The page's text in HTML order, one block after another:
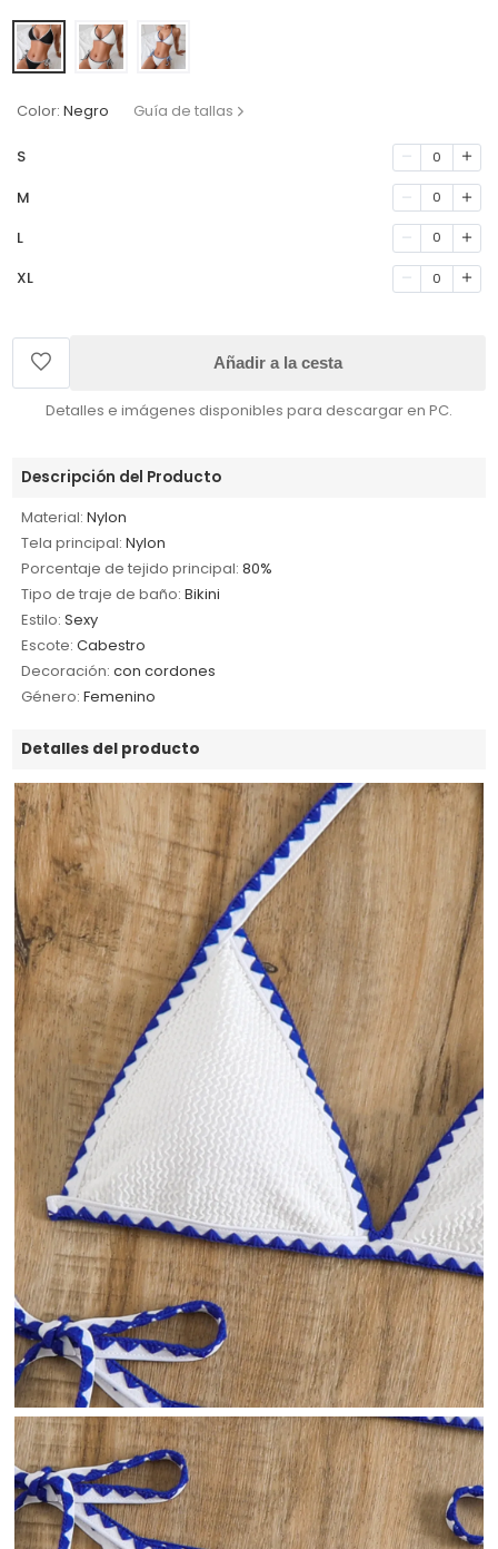
Color: Negro Guía de tallas
S 0
M 0
L 0
XL 0
Añadir a la cesta
Detalles e imágenes disponibles para descargar en PC.
Descripción del Producto
Material: Nylon
Tela principal: Nylon
Porcentaje de tejido principal: 80%
Tipo de traje de baño: Bikini
Estilo: Sexy
Escote: Cabestro
Decoración: con cordones
Género: Femenino
Detalles del producto